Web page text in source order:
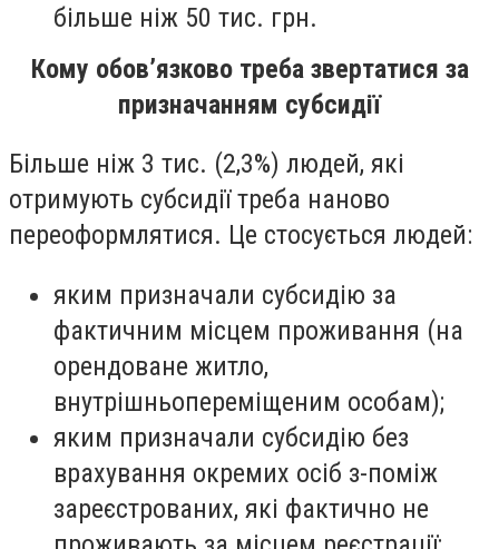
більше ніж 50 тис. грн.
Кому обов’язково треба звертатися за
призначанням субсидії
Більше ніж 3 тис. (2,3%) людей, які
отримують субсидії треба наново
переоформлятися. Це стосується людей:
яким призначали субсидію за
фактичним місцем проживання (на
орендоване житло,
внутрішньопереміщеним особам);
яким призначали субсидію без
врахування окремих осіб з-поміж
зареєстрованих, які фактично не